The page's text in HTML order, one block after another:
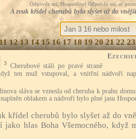
Odpověz mi, Hospodine! Odpověz mi, ať
A zvuk křídel cherubů bylo slyšet až do
12 13 14 15 16 17 18 19 20 21 22 23
3
Cherubové stáli po pravé straně
ten muž vstupoval, a vnitřní nádvoří
sláva se vznesla od cheruba k prahu
oblakem a nádvoří bylo plné jasu
křídel cherubů bylo slyšet až do
jako hlas Boha Všemocného, když